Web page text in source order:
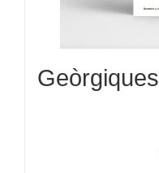
Geòrgiques